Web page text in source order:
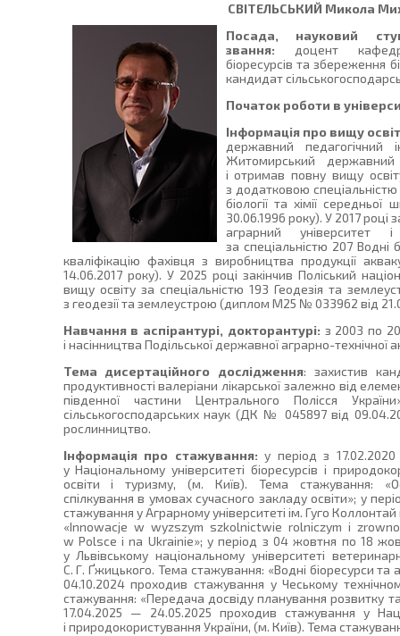
СВІТЕЛЬСЬКИЙ Микола
Посада, науковий
звання: доцент
біоресурсів та збереження
кандидат
Початок роботи в
Інформація про вищу
державний педагогічний
Житомирський
і отримав повну вищу
з додатковою спеціальністю
біології та хімії
30.06.1996 року). У 2017 році
аграрний
за спеціальністю 207 Водні
кваліфікацію фахівця з виробництва продукції
14.06.2017 року). У 2025 році закінчив Поліський
вищу освіту за спеціальністю 193 Геодезія та
з геодезії та землеустрою (диплом М25 № 033962 від
Навчання в аспірантурі, докторантурі: з 2003 по
і насінництва Подільської державної аграрно-технічної
Тема дисертаційного дослідження: захистив
продуктивності валеріани лікарської залежно від
південної частини Центрального Полісся
сільськогосподарських наук (ДК № 045897 від
рослинництво.
Інформація про стажування: у період з
у Національному університеті біоресурсів і
освіти і туризму, (м. Київ). Тема стажування:
спілкування в умовах сучасного закладу освіти»; у
стажування у Аграрному університеті ім. Гуго
«Innowacje w wyzszym szkolnictwie rolniczym i
w Polsce i na Ukrainie»; у період з 04 жовтня по 18
у Львівському національному університеті
С. Г. Ґжицького. Тема стажування: «Водні біоресурси та
04.10.2024 проходив стажування у Чеському
стажування: «Передача досвіду планування розвитку та
17.04.2025 — 24.05.2025 проходив стажування у
і природокористування України, (м. Київ). Тема